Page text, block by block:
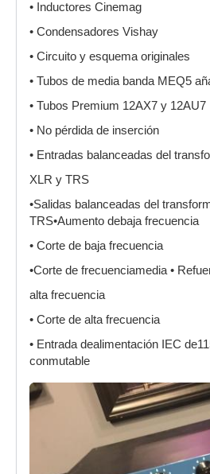
• Inductores Cinemag
• Condensadores Vishay
• Circuito y esquema originales
• Tubos de media banda MEQ5
• Tubos Premium 12AX7 y 12AU7
• No pérdida de inserción
• Entradas balanceadas del
XLR y TRS
•Salidas balanceadas del
TRS•Aumento debaja frecuencia
• Corte de baja frecuencia
•Corte de frecuenciamedia •
alta frecuencia
• Corte de alta frecuencia
• Entrada dealimentación IEC
conmutable